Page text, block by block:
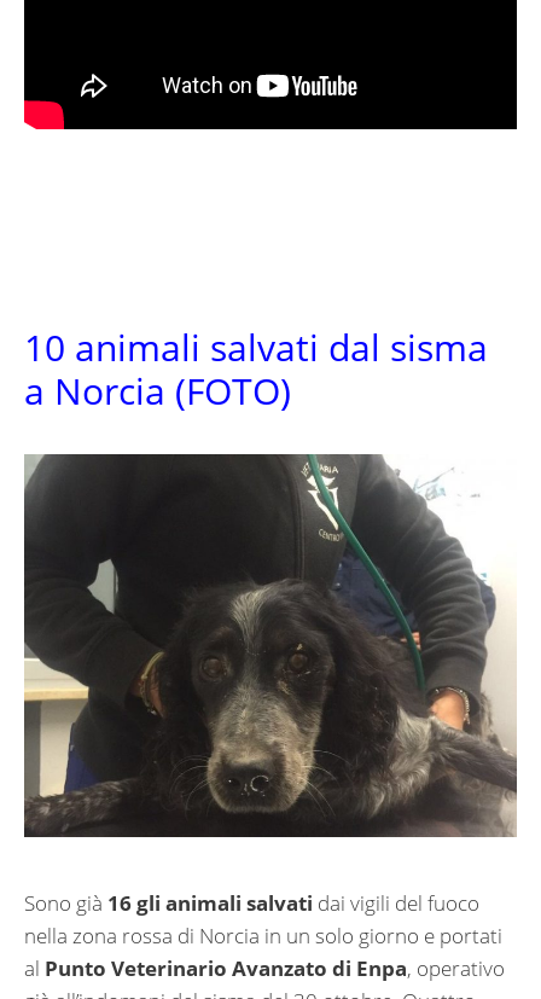
10 animali salvati dal sisma
a Norcia (FOTO)
Sono già 16 gli animali salvati dai vigili del fuoco
nella zona rossa di Norcia in un solo giorno e portati
al Punto Veterinario Avanzato di Enpa, operativo